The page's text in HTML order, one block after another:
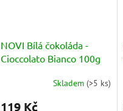
NOVI Bílá čokoláda -
Cioccolato Bianco 100g
produktu
Skladem (>5 ks)
119 Kč